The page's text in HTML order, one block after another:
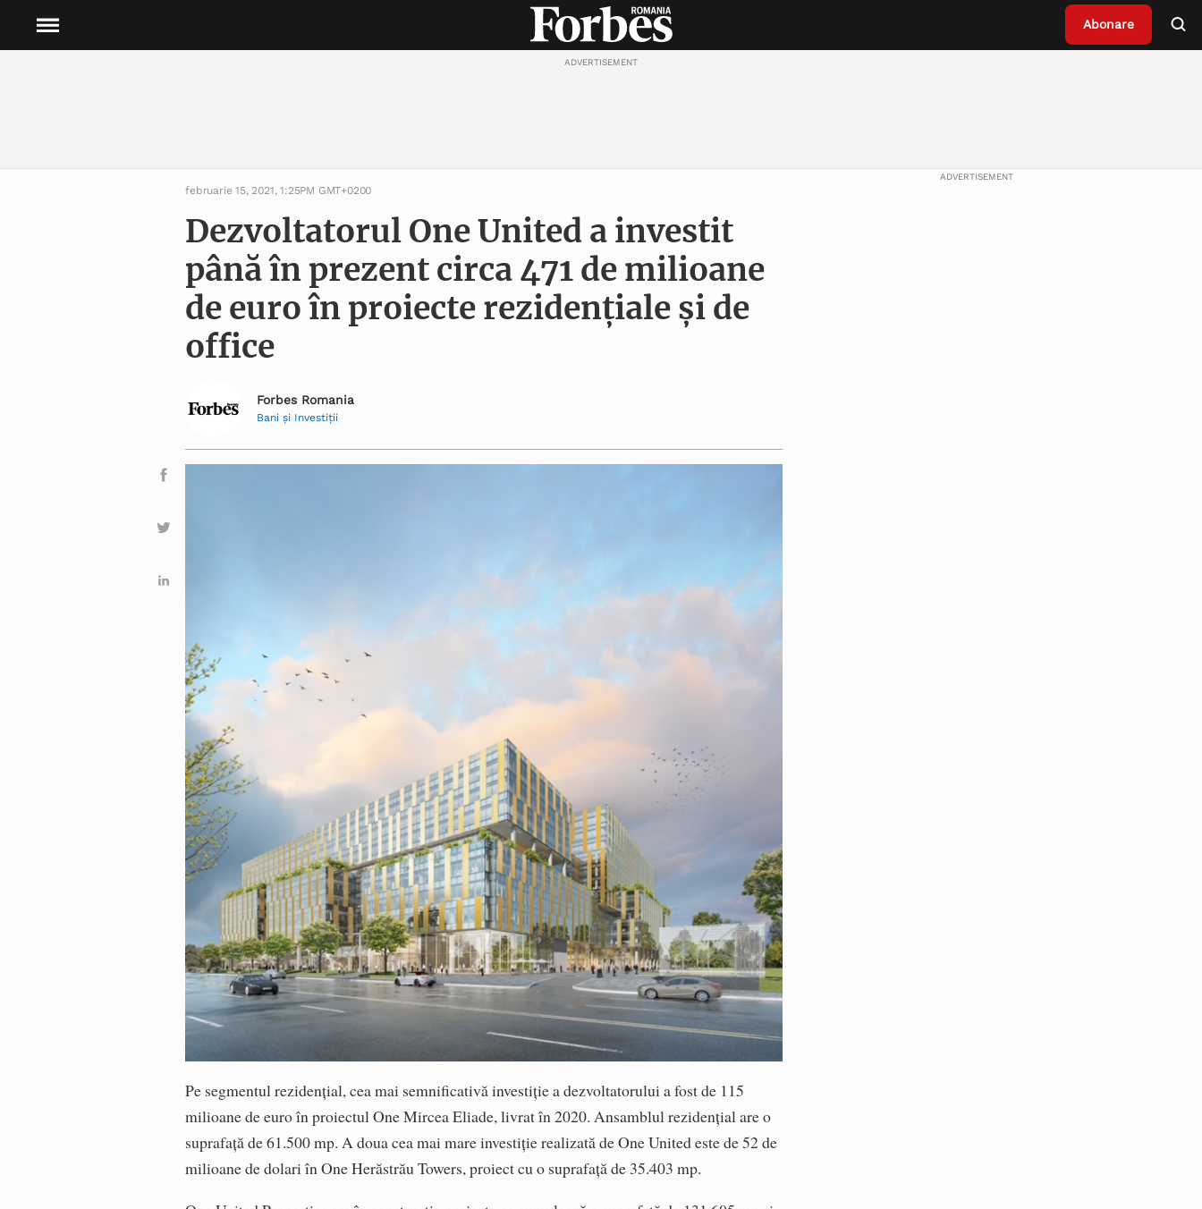
Abonare
ADVERTISEMENT
februarie 15, 2021, 1:25PM GMT+0200
Dezvoltatorul One United a investit
până în prezent circa 471 de milioane
de euro în proiecte rezidențiale și de
office
Forbes Romania
Bani și Investiţii
Pe segmentul rezidențial, cea mai semnificativă investiție a dezvoltatorului a fost de 115
milioane de euro în proiectul One Mircea Eliade, livrat în 2020. Ansamblul rezidențial are o
suprafață de 61.500 mp. A doua cea mai mare investiție realizată de One United este de 52 de
milioane de dolari în One Herăstrău Towers, proiect cu o suprafață de 35.403 mp.